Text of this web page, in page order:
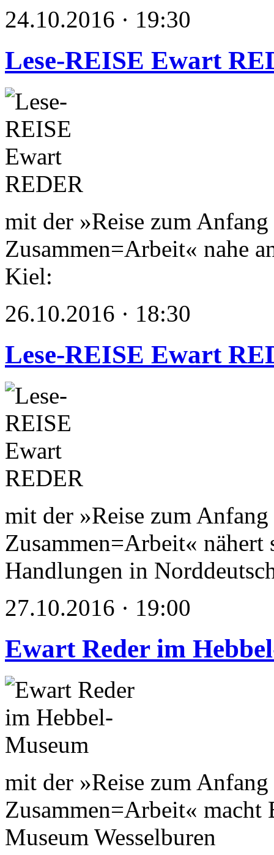
24.10.2016 · 19:30
Lese-REISE Ewart
mit der »Reise zum
Zusammen=Arbeit« nahe
Kiel:
26.10.2016 · 18:30
Lese-REISE Ewart
mit der »Reise zum
Zusammen=Arbeit«
Handlungen in
27.10.2016 · 19:00
Ewart Reder im
mit der »Reise zum
Zusammen=Arbeit« macht
Museum Wesselburen